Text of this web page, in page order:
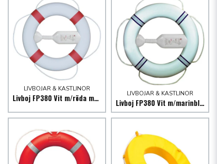
LIVBOJAR & KASTLINOR
Livboj FP380 Vit m/röda manschetter, 20m kastlina LIVBOJAR & KASTLINOR
Livboj FP380 Vit m/marinblå reflexband, 20m kastlina